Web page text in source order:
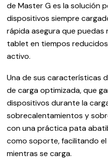
de Master G es la solución
dispositivos siempre
rápida asegura que
tablet en tiempos
activo.
Una de sus características
de carga optimizada, que
dispositivos durante la
sobrecalentamientos y
con una práctica pata
como soporte, facilitando
mientras se carga.